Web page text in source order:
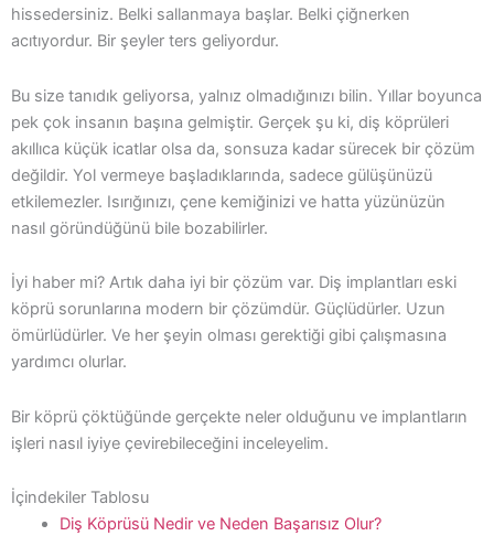
hissedersiniz. Belki sallanmaya başlar. Belki çiğnerken
acıtıyordur. Bir şeyler ters geliyordur.
Bu size tanıdık geliyorsa, yalnız olmadığınızı bilin. Yıllar boyunca
pek çok insanın başına gelmiştir. Gerçek şu ki, diş köprüleri
akıllıca küçük icatlar olsa da, sonsuza kadar sürecek bir çözüm
değildir. Yol vermeye başladıklarında, sadece gülüşünüzü
etkilemezler. Isırığınızı, çene kemiğinizi ve hatta yüzünüzün
nasıl göründüğünü bile bozabilirler.
İyi haber mi? Artık daha iyi bir çözüm var. Diş implantları eski
köprü sorunlarına modern bir çözümdür. Güçlüdürler. Uzun
ömürlüdürler. Ve her şeyin olması gerektiği gibi çalışmasına
yardımcı olurlar.
Bir köprü çöktüğünde gerçekte neler olduğunu ve implantların
işleri nasıl iyiye çevirebileceğini inceleyelim.
İçindekiler Tablosu
Diş Köprüsü Nedir ve Neden Başarısız Olur?